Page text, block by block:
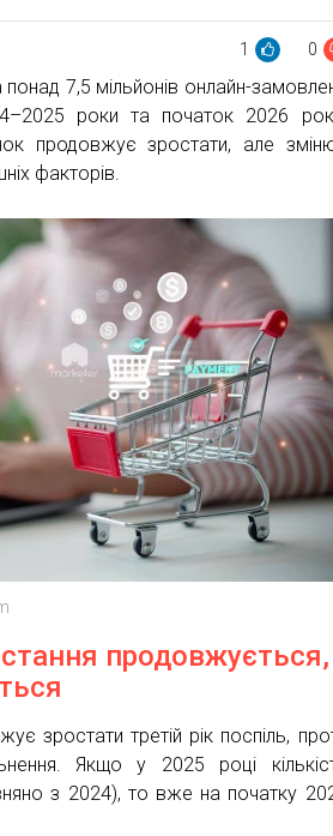
1 0
7,5 мільйонів онлайн-
роки та початок 2026
продовжує зростати, але
факторів.
продовжується,
зростати третій рік поспіль,
Якщо у 2025 році
з 2024), то вже на початку